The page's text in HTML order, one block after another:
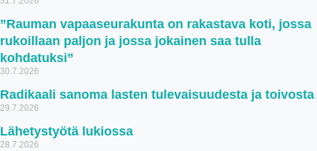
”Rauman vapaaseurakunta on rakastava koti, jossa
rukoillaan paljon ja jossa jokainen saa tulla
kohdatuksi”
30.7.2026
Radikaali sanoma lasten tulevaisuudesta ja toivosta
29.7.2026
Lähetystyötä lukiossa
28.7.2026